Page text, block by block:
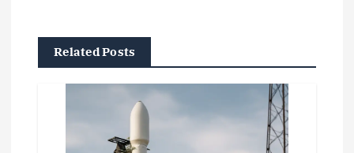
Related Posts